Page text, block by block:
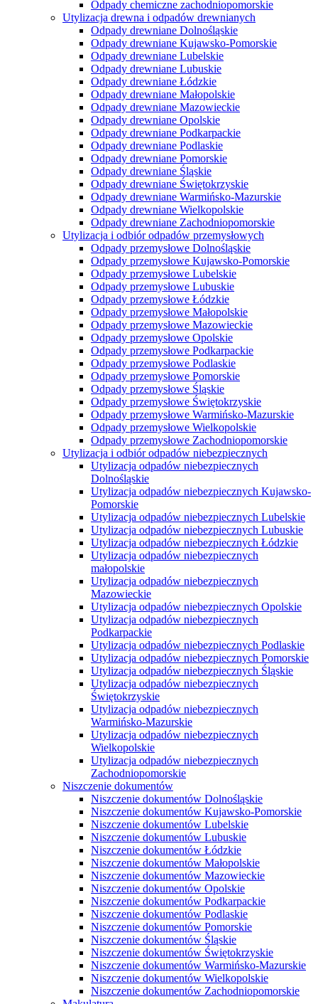
Odpady chemiczne zachodniopomorskie
Utylizacja drewna i odpadów drewnianych
Odpady drewniane Dolnośląskie
Odpady drewniane Kujawsko-Pomorskie
Odpady drewniane Lubelskie
Odpady drewniane Lubuskie
Odpady drewniane Łódzkie
Odpady drewniane Małopolskie
Odpady drewniane Mazowieckie
Odpady drewniane Opolskie
Odpady drewniane Podkarpackie
Odpady drewniane Podlaskie
Odpady drewniane Pomorskie
Odpady drewniane Śląskie
Odpady drewniane Świętokrzyskie
Odpady drewniane Warmińsko-Mazurskie
Odpady drewniane Wielkopolskie
Odpady drewniane Zachodniopomorskie
Utylizacja i odbiór odpadów przemysłowych
Odpady przemysłowe Dolnośląskie
Odpady przemysłowe Kujawsko-Pomorskie
Odpady przemysłowe Lubelskie
Odpady przemysłowe Lubuskie
Odpady przemysłowe Łódzkie
Odpady przemysłowe Małopolskie
Odpady przemysłowe Mazowieckie
Odpady przemysłowe Opolskie
Odpady przemysłowe Podkarpackie
Odpady przemysłowe Podlaskie
Odpady przemysłowe Pomorskie
Odpady przemysłowe Śląskie
Odpady przemysłowe Świętokrzyskie
Odpady przemysłowe Warmińsko-Mazurskie
Odpady przemysłowe Wielkopolskie
Odpady przemysłowe Zachodniopomorskie
Utylizacja i odbiór odpadów niebezpiecznych
Utylizacja odpadów niebezpiecznych
Dolnośląskie
Utylizacja odpadów niebezpiecznych Kujawsko-
Pomorskie
Utylizacja odpadów niebezpiecznych Lubelskie
Utylizacja odpadów niebezpiecznych Lubuskie
Utylizacja odpadów niebezpiecznych Łódzkie
Utylizacja odpadów niebezpiecznych
małopolskie
Utylizacja odpadów niebezpiecznych
Mazowieckie
Utylizacja odpadów niebezpiecznych Opolskie
Utylizacja odpadów niebezpiecznych
Podkarpackie
Utylizacja odpadów niebezpiecznych Podlaskie
Utylizacja odpadów niebezpiecznych Pomorskie
Utylizacja odpadów niebezpiecznych Śląskie
Utylizacja odpadów niebezpiecznych
Świętokrzyskie
Utylizacja odpadów niebezpiecznych
Warmińsko-Mazurskie
Utylizacja odpadów niebezpiecznych
Wielkopolskie
Utylizacja odpadów niebezpiecznych
Zachodniopomorskie
Niszczenie dokumentów
Niszczenie dokumentów Dolnośląskie
Niszczenie dokumentów Kujawsko-Pomorskie
Niszczenie dokumentów Lubelskie
Niszczenie dokumentów Lubuskie
Niszczenie dokumentów Łódzkie
Niszczenie dokumentów Małopolskie
Niszczenie dokumentów Mazowieckie
Niszczenie dokumentów Opolskie
Niszczenie dokumentów Podkarpackie
Niszczenie dokumentów Podlaskie
Niszczenie dokumentów Pomorskie
Niszczenie dokumentów Śląskie
Niszczenie dokumentów Świętokrzyskie
Niszczenie dokumentów Warmińsko-Mazurskie
Niszczenie dokumentów Wielkopolskie
Niszczenie dokumentów Zachodniopomorskie